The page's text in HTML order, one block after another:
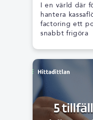
I en värld där
hantera
factoring ett
snabbt frigöra